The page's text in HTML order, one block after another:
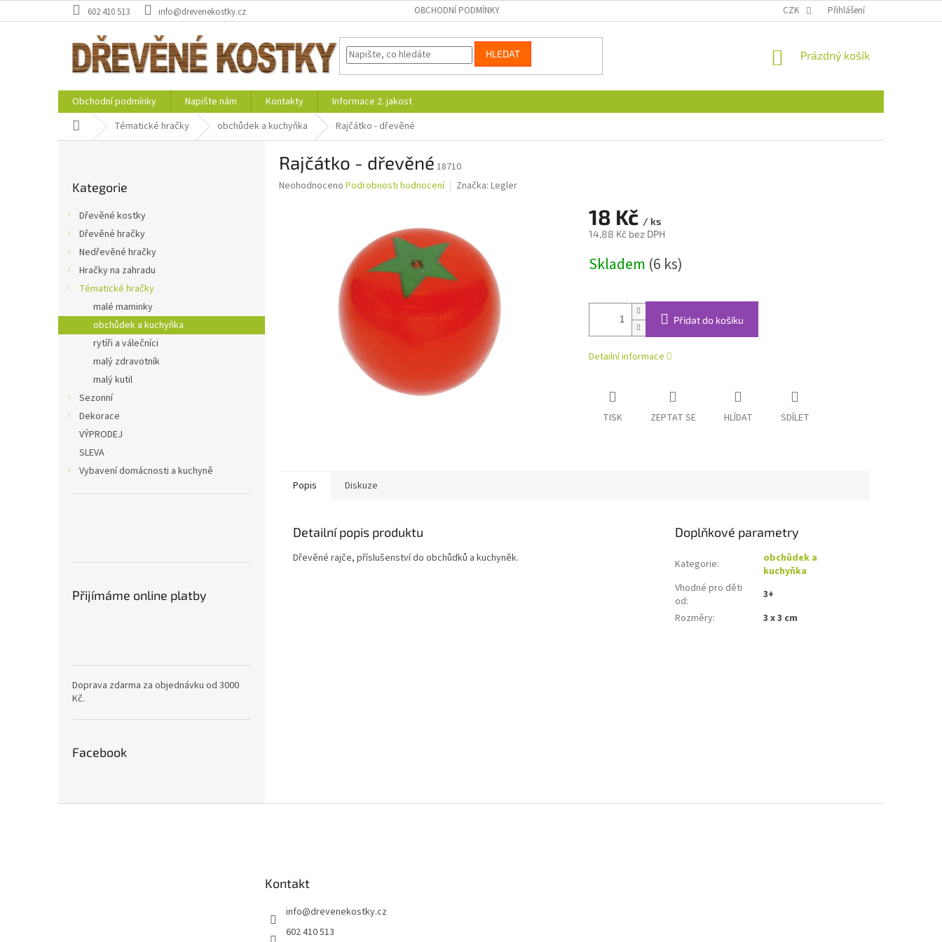
na
602 410 513 info@drevenekostky.cz OBCHODNÍ PODMÍNKY CZK Přihlášení
HLEDAT
NÁKUPNÍ
Prázdný košík
Obchodní podmínky Napište nám Kontakty
Informace 2. jakost
Domů Tématické hračky obchůdek a kuchyňka Rajčátko - dřevěné
n
e
kategorie
Kategorie
Dřevěné kostky
Dřevěné hračky
Nedřevěné hračky
Hračky na zahradu
Tématické hračky
malé maminky
obchůdek a kuchyňka
rytíři a válečníci
malý zdravotník
malý kutil
Sezonní
Dekorace
VÝPRODEJ
SLEVA
Vybavení domácnosti a kuchyně
Přijímáme online platby
Doprava zdarma za objednávku od 3000
Kč.
Facebook
Rajčátko - dřevěné 18710
Průměrné
Neohodnoceno Podrobnosti hodnocení Značka: Legler
18 Kč / ks
14,88 Kč bez DPH
cena:
Skladem (6 ks)
Přidat do košíku
Detailní informace
TISK ZEPTAT SE HLÍDAT SDÍLET
Popis Diskuze
Detailní popis produktu
Dřevěné rajče, příslušenství do obchůdků a kuchyněk.
Doplňkové parametry
Kategorie:
obchůdek a
kuchyňka
Vhodné pro děti
od:
3+
Rozměry: 3 x 3 cm
Kontakt
info@drevenekostky.cz
602 410 513